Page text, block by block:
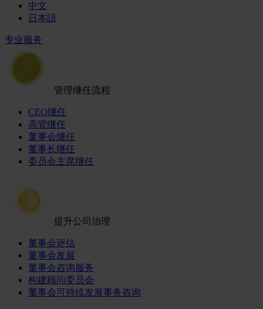
中文
日本語
专业服务
管理继任流程
CEO继任
高管继任
董事会继任
董事长继任
委员会主席继任
提升公司治理
董事会评估
董事会发展
董事会咨询服务
构建顾问委员会
董事会可持续发展事务咨询